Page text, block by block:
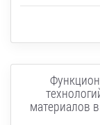
материалов